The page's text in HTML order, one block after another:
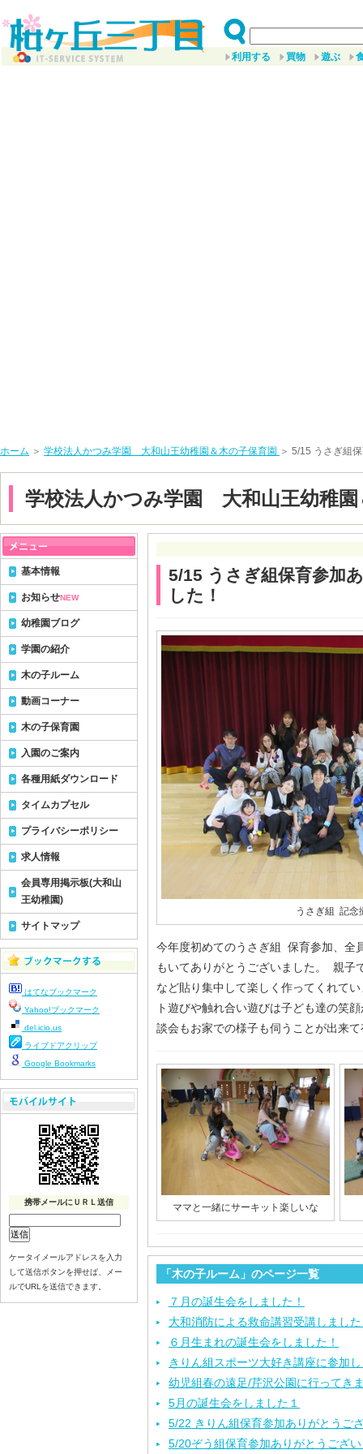
利用する 買物 遊ぶ
ホーム ＞ 学校法人かつみ学園 大和山王幼稚園＆木の子保育園 ＞ 5/15 うさぎ組
学校法人かつみ学園 大和山王幼稚園
5/15 うさぎ組保育参加
した！
うさぎ組 記念
今年度初めてのうさぎ組 保育参加、全
もいてありがとうございました。 親子
など貼り集中して楽しく作ってくれて
ト遊びや触れ合い遊びは子ども達の笑
談会もお家での様子も伺うことが出来
ママと一緒にサーキット楽しいな
「木の子ルーム」のページ一覧
７月の誕生会をしました！
大和消防による救命講習受講しまし
６月生まれの誕生会をしました！
きりん組スポーツ大好き講座に参加
幼児組春の遠足/芹沢公園に行ってき
5月の誕生会をしました１
5/22 きりん組保育参加ありがとうご
5/20ぞう組保育参加ありがとうござ
基本情報
お知らせNEW
幼稚園ブログ
学園の紹介
木の子ルーム
動画コーナー
木の子保育園
入園のご案内
各種用紙ダウンロード
タイムカプセル
プライバシーポリシー
求人情報
会員専用掲示板(大和山
王幼稚園)
サイトマップ
はてなブックマーク
Yahoo!ブックマーク
del.icio.us
ライブドアクリップ
Google Bookmarks
携帯メールにＵＲＬ送信
ケータイメールアドレスを入力
して送信ボタンを押せば、メー
ルでURLを送信できます。